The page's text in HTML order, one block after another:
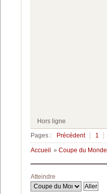
Hors ligne
Pages :
Précédent 1
Accueil » Coupe du Monde
Atteindre